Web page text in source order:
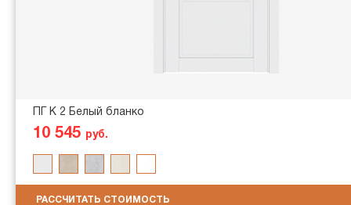
ПГ K 2 Белый бланко
10 545 руб.
РАССЧИТАТЬ СТОИМОСТЬ